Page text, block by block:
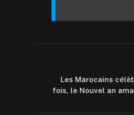
Les Marocains
fois, le Nouvel an